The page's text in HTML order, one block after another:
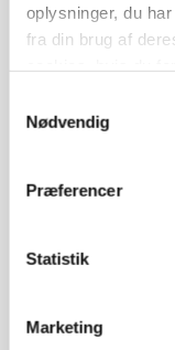
oplysninger, du
fra din brug af
Nødvendig
Præferencer
Statistik
Marketing
Det er en uskik
HØST-TOUR